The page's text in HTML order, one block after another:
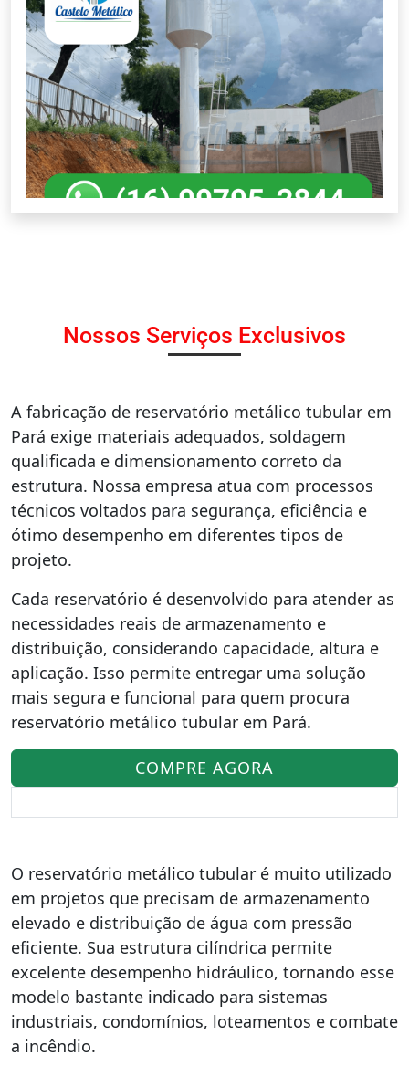
Nossos Serviços Exclusivos
A fabricação de reservatório metálico tubular em
Pará exige materiais adequados, soldagem
qualificada e dimensionamento correto da
estrutura. Nossa empresa atua com processos
técnicos voltados para segurança, eficiência e
ótimo desempenho em diferentes tipos de
projeto.
Cada reservatório é desenvolvido para atender as
necessidades reais de armazenamento e
distribuição, considerando capacidade, altura e
aplicação. Isso permite entregar uma solução
mais segura e funcional para quem procura
reservatório metálico tubular em Pará.
COMPRE AGORA
O reservatório metálico tubular é muito utilizado
em projetos que precisam de armazenamento
elevado e distribuição de água com pressão
eficiente. Sua estrutura cilíndrica permite
excelente desempenho hidráulico, tornando esse
modelo bastante indicado para sistemas
industriais, condomínios, loteamentos e combate
a incêndio.